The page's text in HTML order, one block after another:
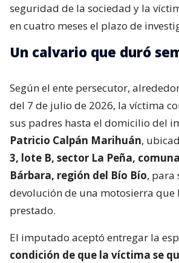
seguridad de la sociedad y la
en cuatro meses el plazo de
Un calvario que duró
Según el ente persecutor,
del 7 de julio de 2026, la víctima
sus padres hasta el domicilio del
Patricio Calpán Marihuán,
3, lote B, sector La Peña,
Bárbara, región del Bío Bío, para
devolución de una motosierra que
prestado.
El imputado aceptó entregar la
condición de que la víctima se